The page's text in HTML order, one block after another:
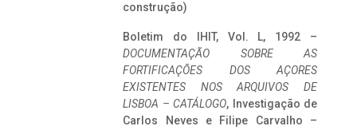
construção)
Boletim do IHIT, Vol. L, 1992 –
DOCUMENTAÇÃO SOBRE AS
FORTIFICAÇÕES DOS AÇORES
EXISTENTES NOS ARQUIVOS DE
LISBOA – CATÁLOGO, Investigação de
Carlos Neves e Filipe Carvalho –